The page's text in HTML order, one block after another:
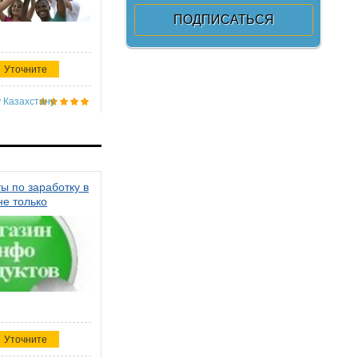
Уточните
Казахстану
по заработку в
только
Уточните